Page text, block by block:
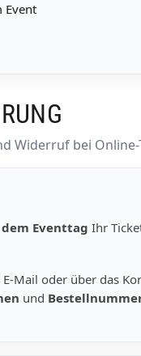
Event
Widerruf bei
dem Eventtag Ihr
Mail oder über das
und